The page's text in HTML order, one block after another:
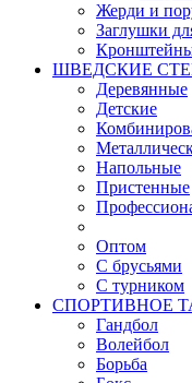
Жерди и
Заглушки
ШВЕДСКИЕ
Деревянные
Детские
Напольные
Пристенные
Оптом
С брусьями
С турником
СПОРТИВНОЕ
Гандбол
Волейбол
Борьба